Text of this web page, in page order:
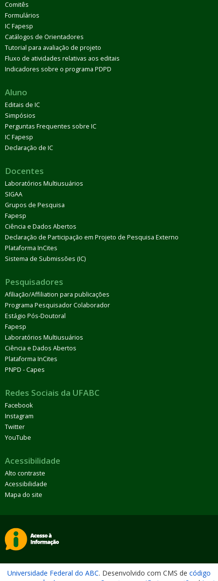
Comitês
Formulários
IC Fapesp
Catálogos de Orientadores
Tutorial para avaliação de projeto
Fluxo de atividades relativas aos editais
Indicadores sobre o programa PDPD
Aluno
Editais de IC
Simpósios
Perguntas Frequentes sobre IC
IC Fapesp
Declaração de IC
Docentes
Laboratórios Multiusuários
SIGAA
Grupos de Pesquisa
Fapesp
Ciência e Dados Abertos
Declaração de Participação em Projeto de Pesquisa Externo
Plataforma InCites
Sistema de Submissões (IC)
Pesquisadores
Afiliação/Affiliation para publicações
Programa Pesquisador Colaborador
Estágio Pós-Doutoral
Fapesp
Laboratórios Multiusuários
Ciência e Dados Abertos
Plataforma InCites
PNPD - Capes
Redes Sociais da UFABC
Facebook
Instagram
Twitter
YouTube
Acessibilidade
Alto contraste
Acessibilidade
Mapa do site
Universidade Federal do ABC. Desenvolvido com CMS de código